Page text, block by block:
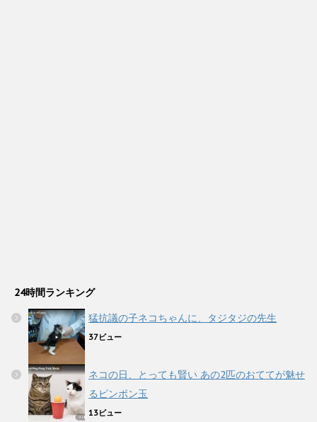
24時間ランキング
猛抗議の子ネコちゃんに、タジタジの先生
37ビュー
ネコの日、とっても賢い あの2匹のおててが魅せ
るピンポン玉
13ビュー